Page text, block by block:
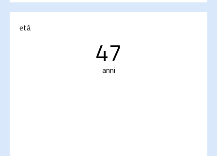
età
47
anni